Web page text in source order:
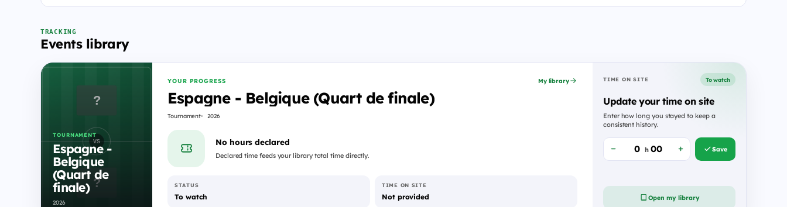
TRACKING
Events library
TOURNAMENT
Espagne -
Belgique
(Quart de
finale)
2026
YOUR PROGRESS
Espagne - Belgique (Quart de finale)
Tournament 2026
My library
No hours declared
Declared time feeds your library total time directly.
STATUS
To watch
TIME ON SITE
Not provided
TIME ON SITE To watch
Update your time on site
Enter how long you stayed to keep a
consistent history.
h Save
Open my library